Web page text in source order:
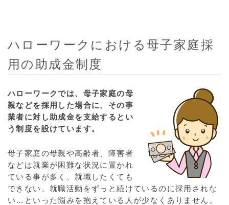
ハローワークにおける母子家庭採
用の助成金制度
ハローワークでは、母子家庭の母
親などを採用した場合に、その事
業者に対し助成金を支給するとい
う制度を設けています。
母子家庭の母親や高齢者、障害者
などは就業が困難な状況に置かれ
ている事が多く、就職したくても
できない、就職活動をずっと続けているのに採用されな
い…といった悩みを抱えている人が少なくありません。